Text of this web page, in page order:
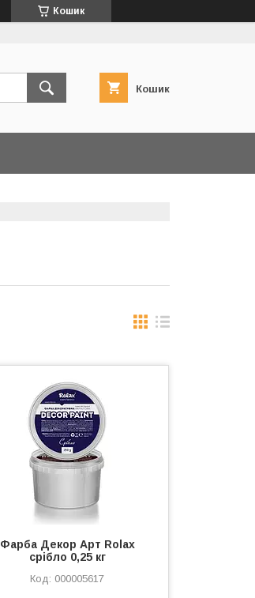
Кошик
Кошик
Фарба Декор Арт Rolax
срібло 0,25 кг
000005617